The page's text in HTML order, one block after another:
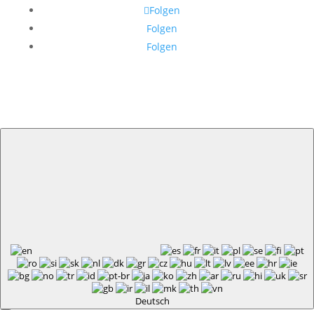
Folgen
Folgen
Folgen
Deutsch